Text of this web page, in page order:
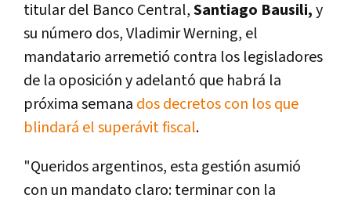
titular del Banco Central,Santiago Bausili,y
su número dos, Vladimir Werning, el
mandatario arremetió contra los legisladores
de la oposición y adelantó que habrá la
próxima semana dos decretos con los que
blindará el superávit fiscal.
"Queridos argentinos, esta gestión asumió
con un mandato claro: terminar con la